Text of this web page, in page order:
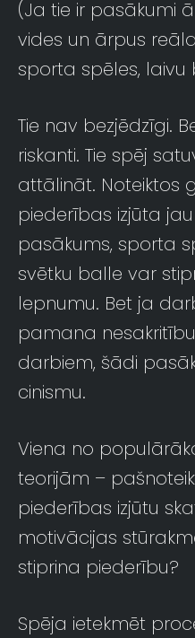
(Ja tie ir pasākumi
vides un ārpus
sporta spēles, laivu
Tie nav bezjēdzīgi.
riskanti. Tie spēj
attālināt. Noteiktos
piederības izjūta
pasākums, sporta
svētku balle var
lepnumu. Bet ja
pamana
darbiem, šādi
cinismu.
Viena no
teorijām –
piederības izjūtu
motivācijas
stiprina piederību?
Spēja ietekmēt